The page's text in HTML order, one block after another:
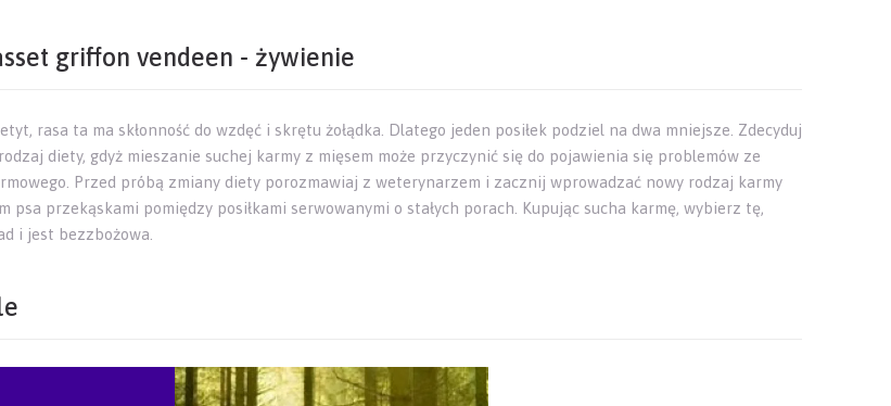
griffon vendeen - żywienie
rasa ta ma skłonność do wzdęć i skrętu żołądka. Dlatego jeden posiłek podziel na dwa mniejsze. Zdecyduj
diety, gdyż mieszanie suchej karmy z mięsem może przyczynić się do pojawienia się problemów ze
Przed próbą zmiany diety porozmawiaj z weterynarzem i zacznij wprowadzać nowy rodzaj karmy
psa przekąskami pomiędzy posiłkami serwowanymi o stałych porach. Kupując sucha karmę, wybierz tę,
i jest bezzbożowa.